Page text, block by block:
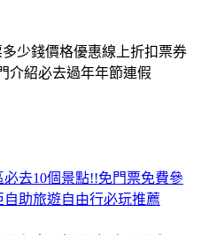
必去10個景點!!免門票免費參
助旅遊自由行必玩推薦